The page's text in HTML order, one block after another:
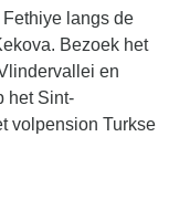
langs de
Bezoek het
en
het Sint-
volpension Turkse